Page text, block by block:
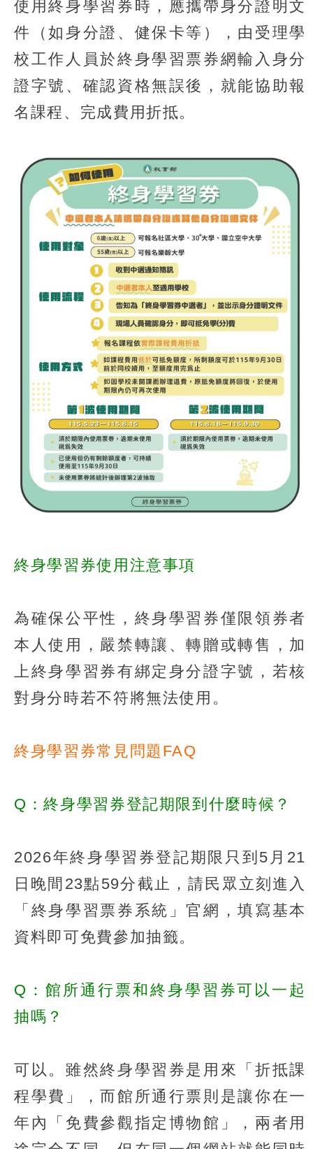
使用終身學習券時，應攜帶身分證明文
件（如身分證、健保卡等），由受理學
校工作人員於終身學習票券網輸入身分
證字號、確認資格無誤後，就能協助報
名課程、完成費用折抵。
終身學習券使用注意事項
為確保公平性，終身學習券僅限領券者
本人使用，嚴禁轉讓、轉贈或轉售，加
上終身學習券有綁定身分證字號，若核
對身分時若不符將無法使用。
終身學習券常見問題FAQ
Q：終身學習券登記期限到什麼時候？
2026年終身學習券登記期限只到5月21
日晚間23點59分截止，請民眾立刻進入
「終身學習票券系統」官網，填寫基本
資料即可免費參加抽籤。
Q：館所通行票和終身學習券可以一起
抽嗎？
可以。雖然終身學習券是用來「折抵課
程學費」，而館所通行票則是讓你在一
年內「免費參觀指定博物館」，兩者用